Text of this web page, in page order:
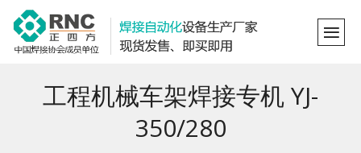
工程机械车架焊接专机 YJ-
350/280